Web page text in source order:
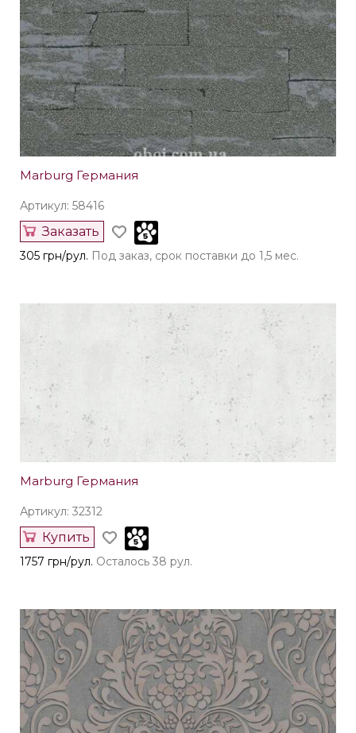
Marburg Германия
Артикул: 58416
Заказать
305 грн/рул. Под заказ, срок поставки до 1,5 мес.
Marburg Германия
Артикул: 32312
Купить
1757 грн/рул. Осталось 38 рул.